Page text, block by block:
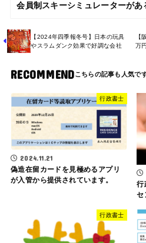
会員制スキーシミュレーターがあ
【2024年四季報冬号】日本の玩具
やスラムダンク効果で好調な会社
【
万
RECOMMEND
行政書士
2024.11.21
偽造在留カードを見極めるアプリ
が入管から提供されています。
行
セ
行政書士